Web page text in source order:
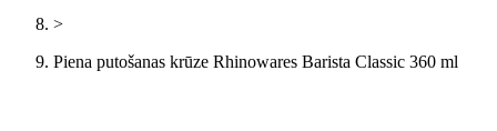
>
Piena putošanas krūze Rhinowares Barista Classic 360 ml